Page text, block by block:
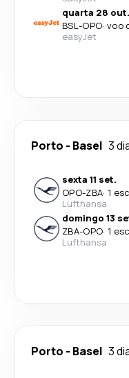
quarta 28 out.
BSL-OPO· voo
easyJet
Porto - Basel 3
sexta 11 set.
OPO-ZBA· 1
Lufthansa
domingo 13
ZBA-OPO· 1
Lufthansa
Porto - Basel 3